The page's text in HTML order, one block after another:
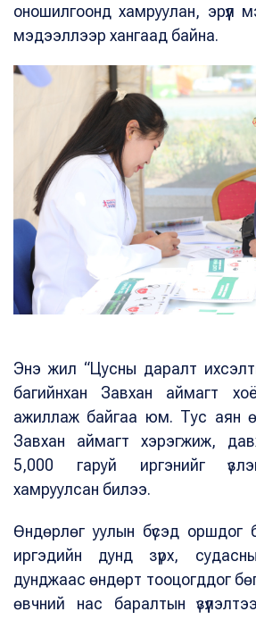
оношилгоонд хамруулан, эрүүл
мэдээллээр хангаад байна.
Энэ жил “Цусны даралт
багийнхан Завхан аймагт
ажиллаж байгаа юм. Тус аян
Завхан аймагт хэрэгжиж,
5,000 гаруй иргэнийг
хамруулсан билээ.
Өндөрлөг уулын бүсэд оршдог
иргэдийн дунд зүрх,
дунджаас өндөрт тооцогддог
өвчний нас баралтын